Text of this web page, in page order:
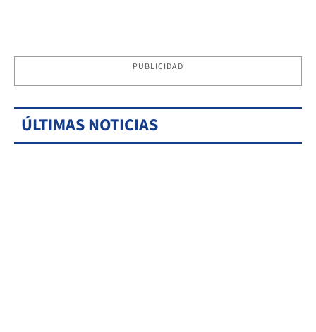
PUBLICIDAD
ÚLTIMAS NOTICIAS